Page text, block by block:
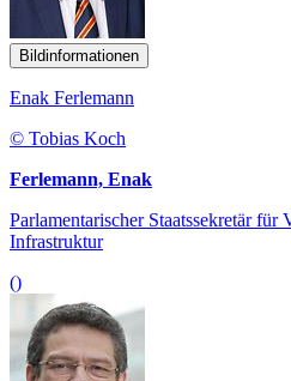
Bildinformationen
Enak Ferlemann
© Tobias Koch
Ferlemann, Enak
Parlamentarischer Staatssekretär für
Infrastruktur
()